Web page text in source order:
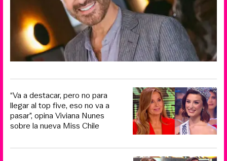
“Va a destacar, pero no para
llegar al top five, eso no va a
pasar”, opina Viviana Nunes
sobre la nueva Miss Chile